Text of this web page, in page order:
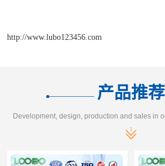
http://www.lubo123456.com
产品推荐